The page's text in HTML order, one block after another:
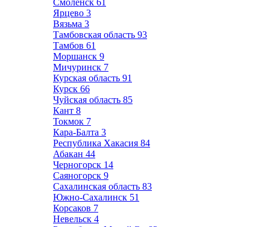
Смоленск 61
Ярцево 3
Вязьма 3
Тамбовская область 93
Тамбов 61
Моршанск 9
Мичуринск 7
Курская область 91
Курск 66
Чуйская область 85
Кант 8
Токмок 7
Кара-Балта 3
Республика Хакасия 84
Абакан 44
Черногорск 14
Саяногорск 9
Сахалинская область 83
Южно-Сахалинск 51
Корсаков 7
Невельск 4